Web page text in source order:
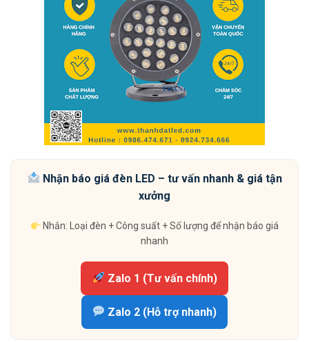
Nhận báo giá đèn LED – tư vấn nhanh & giá tận
xưởng
Nhắn: Loại đèn + Công suất + Số lượng để nhận báo giá
nhanh
Zalo 1 (Tư vấn chính)
Zalo 2 (Hỗ trợ nhanh)